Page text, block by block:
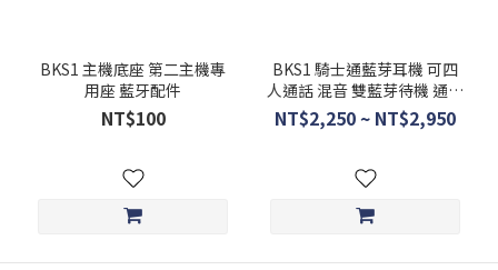
BKS1 主機底座 第二主機專
用座 藍牙配件
NT$100
BKS1 騎士通藍芽耳機 可四
人通話 混音 雙藍芽待機 通過
NCC認證 加大電量
NT$2,250 ~ NT$2,950